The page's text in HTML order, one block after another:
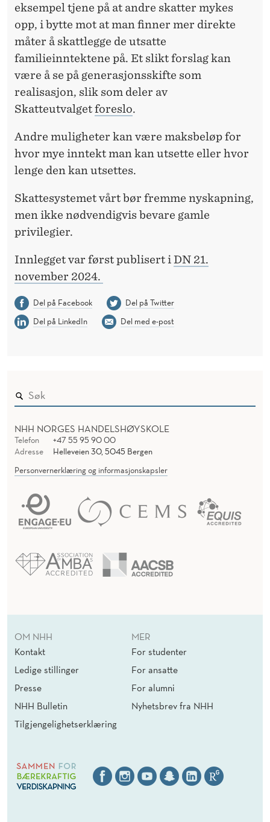
eksempel tjene på at andre skatter mykes
opp, i bytte mot at man finner mer direkte
måter å skattlegge de utsatte
familieinntektene på. Et slikt forslag kan
være å se på generasjonsskifte som
realisasjon, slik som deler av
Skatteutvalgetforeslo.
Andre muligheter kan være maksbeløp for
hvor mye inntekt man kan utsette eller hvor
lenge den kan utsettes.
Skattesystemet vårt bør fremme nyskapning,
men ikke nødvendigvis bevare gamle
privilegier.
Innlegget var først publisert i DN 21.
november 2024.
Del på Facebook
Del på Twitter
Del på LinkedIn
Del med e-post
NHH NORGES HANDELSHØYSKOLE
Telefon
+47 55 95 90 00
Adresse
Helleveien 30, 5045 Bergen
Personvernerklæring og informasjonskapsler
OM NHH
Kontakt
Ledige stillinger
Presse
NHH Bulletin
Tilgjengelighetserklæring
MER
For studenter
For ansatte
For alumni
Nyhetsbrev fra NHH